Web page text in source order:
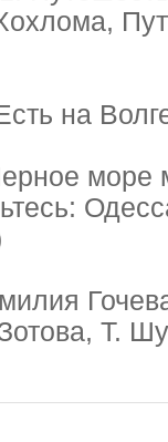
на
море
Т.